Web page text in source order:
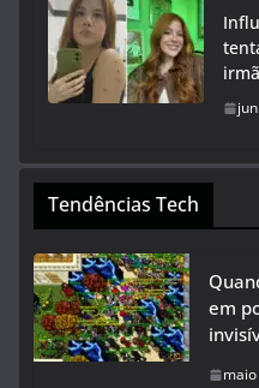
Tendências Tech
em